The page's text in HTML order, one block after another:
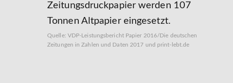
Zeitungsdruckpapier werden 107
Tonnen Altpapier eingesetzt.
Quelle: VDP-Leistungsbericht Papier 2016/Die deutschen
Zeitungen in Zahlen und Daten 2017 und print-lebt.de